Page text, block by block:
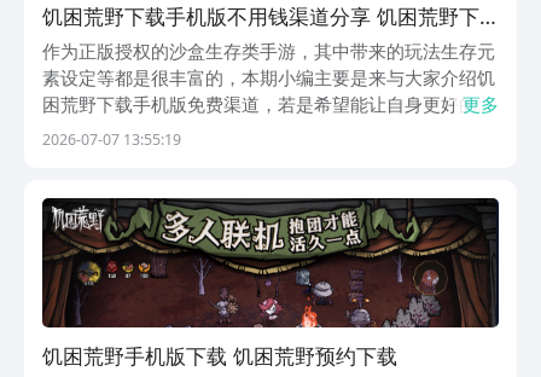
饥困荒野下载手机版不用钱渠道分享 饥困荒野下
载安装链接推荐
作为正版授权的沙盒生存类手游，其中带来的玩法生存元
素设定等都是很丰富的，本期小编主要是来与大家介绍饥
困荒野下载手机版免费渠道，若是希望能让自身更好的进
入其中体验，则是可去解锁九游来帮自己，其中带来了最
更多
2026-07-07 13:55:19
饥困荒野手机版下载 饥困荒野预约下载